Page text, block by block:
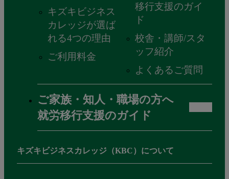
キズキビジネス
カレッジが選ば
れる4つの理由
ご利用料金
移行支援のガイ
ド
校舎・講師/スタ
ッフ紹介
よくあるご質問
ご家族・知人・職場の方へ
就労移行支援のガイド
キズキビジネスカレッジ （KBC）について